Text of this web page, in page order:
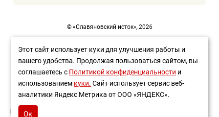
© «Славяновский исток», 2026
Политика конфиденциальности
Разработка сайта —WEBELEMENT
ИМЕЮТСЯ ПРОТИВОПОКАЗАНИЯ НЕОБХОДИМА КОНСУЛЬТАЦИЯ
Этот сайт использует куки для улучшения работы и
вашего удобства. Продолжая пользоваться сайтом, вы
соглашаетесь с Политикой конфиденциальности и
использованием куки. Сайт использует сервис веб-
аналитики Яндекс Метрика от ООО «ЯНДЕКС».
Ок